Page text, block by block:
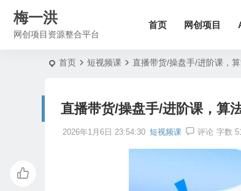
梅一洪
网创项目资源整合平台
首页 网创项目
首页 短视频课 直播带货/操盘手/进阶课，
直播带货/操盘手/进阶课，算
2026年1月6日 23:54:30 短视频课 评论 字数